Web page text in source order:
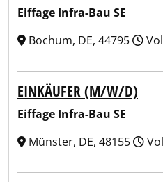
Eiffage Infra-Bau SE
Bochum, DE, 44795
EINKÄUFER (M/W/D)
Eiffage Infra-Bau SE
Münster, DE, 48155